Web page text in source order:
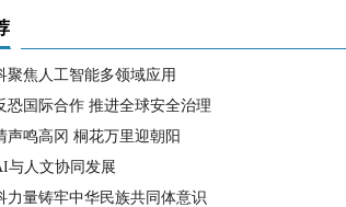
聚焦人工智能多领域应用
恐国际合作 推进全球安全治理
声鸣高冈 桐花万里迎朝阳
与人文协同发展
力量铸牢中华民族共同体意识